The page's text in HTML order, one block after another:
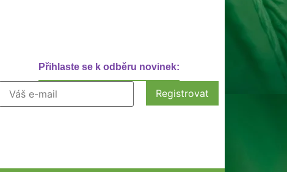
Přihlaste se k odběru novinek: